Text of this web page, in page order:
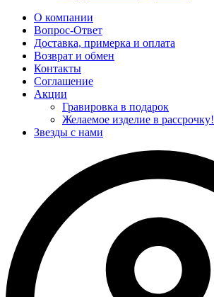
О компании
Вопрос-Ответ
Доставка, примерка и оплата
Возврат и обмен
Контакты
Соглашение
Акции
Гравировка в подарок
Желаемое изделие в рассрочку!
Звезды с нами